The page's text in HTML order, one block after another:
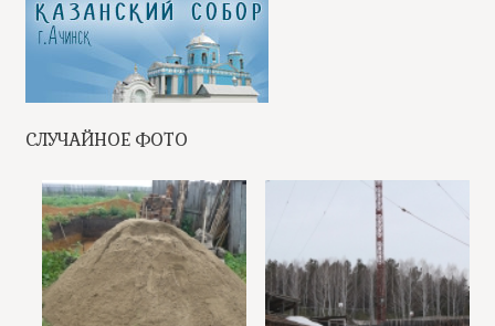
СЛУЧАЙНОЕ ФОТО